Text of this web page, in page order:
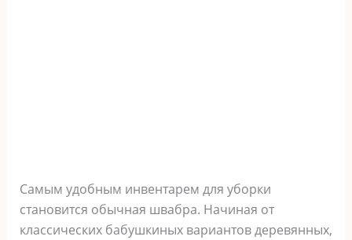
Самым удобным инвентарем для уборки
становится обычная швабра. Начиная от
классических бабушкиных вариантов деревянных,